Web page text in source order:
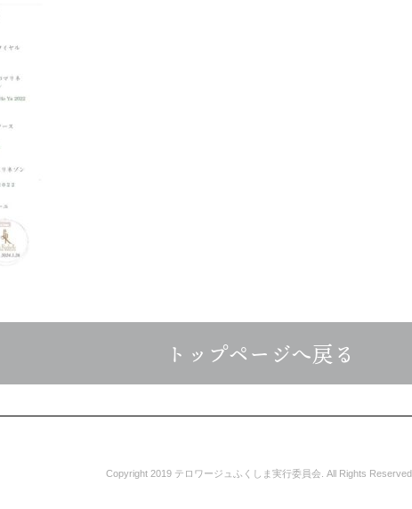
トップページへ戻る
Copyright 2019 テロワージュふくしま実行委員会. All Rights Reserved.